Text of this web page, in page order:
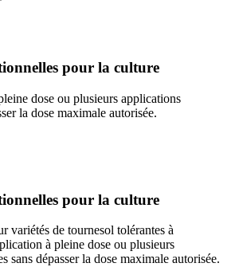
pour la culture
dose ou plusieurs applications
la dose maximale autorisée.
pour la culture
variétés de tournesol tolérantes à
à pleine dose ou plusieurs
sans dépasser la dose maximale autorisée.